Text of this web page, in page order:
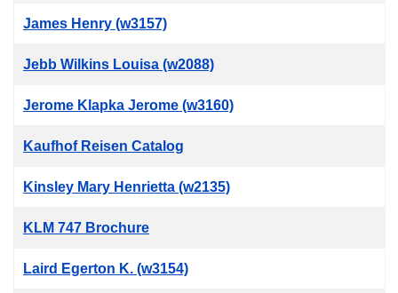
James Henry (w3157)
Jebb Wilkins Louisa (w2088)
Jerome Klapka Jerome (w3160)
Kaufhof Reisen Catalog
Kinsley Mary Henrietta (w2135)
KLM 747 Brochure
Laird Egerton K. (w3154)